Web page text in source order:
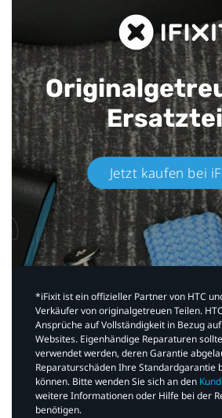
Jetzt kaufen bei
*iFixit ist ein offizieller Partner von HTC
Verkäufer von originalgetreuen Teilen.
Ansprüche auf Vollständigkeit in Bezug
Websites. Eigenhändige Reparaturen
verwendet werden, deren Garantie
Reparaturschäden Ihre Standardgarantie
können. Bitte wenden Sie sich an den
weitere Informationen oder Hilfe bei der
benötigen.​